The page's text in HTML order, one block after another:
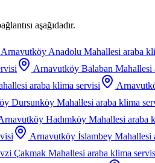
aşağıdadır.
Arnavutköy Anadolu Mahallesi araba
Arnavutköy Balaban Mahallesi
araba klima servisi
Dursunköy Mahallesi araba klima
Hadımköy Mahallesi araba
Arnavutköy İslambey Mahallesi
Çakmak Mahallesi araba klima